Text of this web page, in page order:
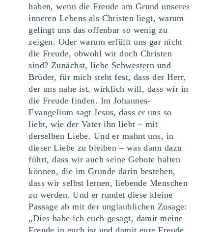
haben, wenn die Freude am Grund unseres
inneren Lebens als Christen liegt, warum
gelingt uns das offenbar so wenig zu
zeigen. Oder warum erfüllt uns gar nicht
die Freude, obwohl wir doch Christen
sind? Zunächst, liebe Schwestern und
Brüder, für mich steht fest, dass der Herr,
der uns nahe ist, wirklich will, dass wir in
die Freude finden. Im Johannes-
Evangelium sagt Jesus, dass er uns so
liebt, wie der Vater ihn liebt – mit
derselben Liebe. Und er mahnt uns, in
dieser Liebe zu bleiben – was dann dazu
führt, dass wir auch seine Gebote halten
können, die im Grunde darin bestehen,
dass wir selbst lernen, liebende Menschen
zu werden. Und er rundet diese kleine
Passage ab mit der unglaublichen Zusage:
„Dies habe ich euch gesagt, damit meine
Freude in euch ist und damit eure Freude